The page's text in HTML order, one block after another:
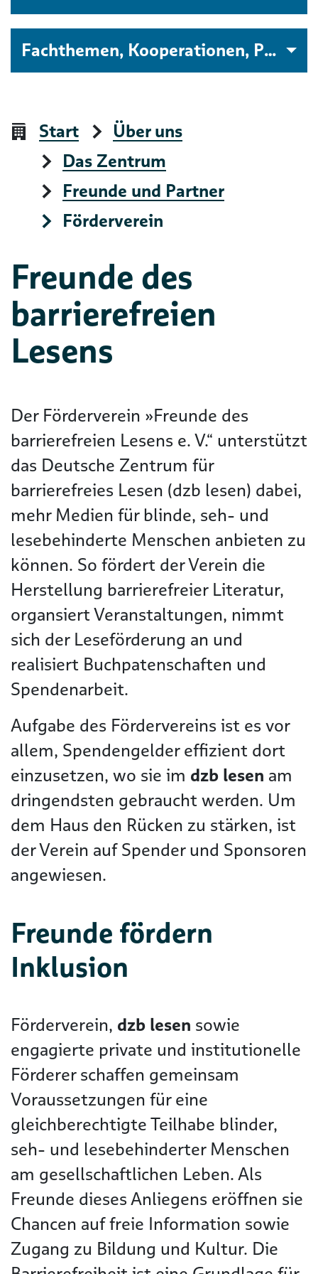
Fachthemen, Kooperationen, Projekte
Start
Über uns
Das Zentrum
Freunde und Partner
Förderverein
Freunde des
barrierefreien
Lesens
Der Förderverein »Freunde des
barrierefreien Lesens e. V.“ unterstützt
das Deutsche Zentrum für
barrierefreies Lesen (dzb lesen) dabei,
mehr Medien für blinde, seh- und
lesebehinderte Menschen anbieten zu
können. So fördert der Verein die
Herstellung barrierefreier Literatur,
organsiert Veranstaltungen, nimmt
sich der Leseförderung an und
realisiert Buchpatenschaften und
Spendenarbeit.
Aufgabe des Fördervereins ist es vor
allem, Spendengelder effizient dort
einzusetzen, wo sie im dzb lesen am
dringendsten gebraucht werden. Um
dem Haus den Rücken zu stärken, ist
der Verein auf Spender und Sponsoren
angewiesen.
Freunde fördern
Inklusion
Förderverein, dzb lesen sowie
engagierte private und institutionelle
Förderer schaffen gemeinsam
Voraussetzungen für eine
gleichberechtigte Teilhabe blinder,
seh- und lesebehinderter Menschen
am gesellschaftlichen Leben. Als
Freunde dieses Anliegens eröffnen sie
Chancen auf freie Information sowie
Zugang zu Bildung und Kultur. Die